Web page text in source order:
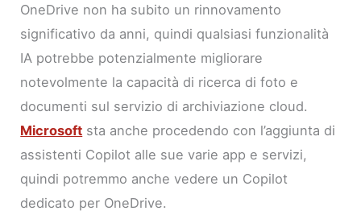
OneDrive non ha subito un rinnovamento
significativo da anni, quindi qualsiasi funzionalità
IA potrebbe potenzialmente migliorare
notevolmente la capacità di ricerca di foto e
documenti sul servizio di archiviazione cloud.
Microsoft sta anche procedendo con l’aggiunta di
assistenti Copilot alle sue varie app e servizi,
quindi potremmo anche vedere un Copilot
dedicato per OneDrive.